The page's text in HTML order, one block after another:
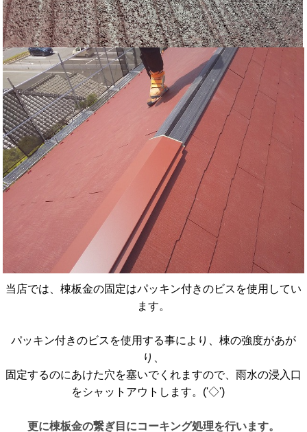
当店では、棟板金の固定はパッキン付きのビスを使用してい
ます。
パッキン付きのビスを使用する事により、棟の強度があが
り、
固定するのにあけた穴を塞いでくれますので、雨水の浸入口
をシャットアウトします。('◇')ゞ
更に棟板金の繋ぎ目にコーキング処理を行います。